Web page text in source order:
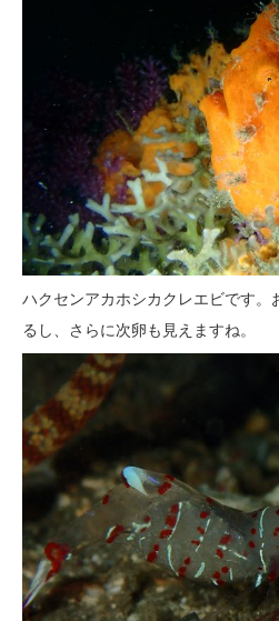
ハクセンアカホシカクレエビです
るし、さらに次卵も見えますね。